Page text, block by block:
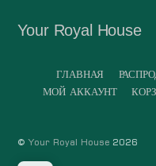
Your Royal House
ГЛАВНАЯ
МОЙ АККАУНТ
©Your Royal House 2026